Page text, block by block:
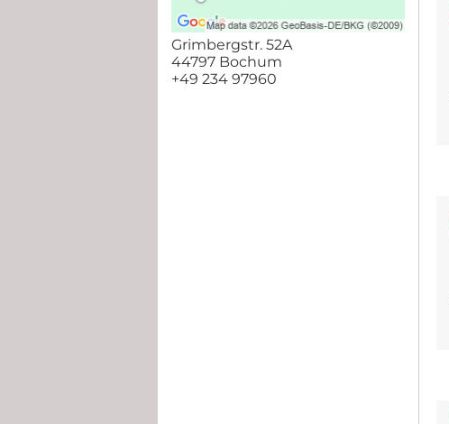
Grimbergstr. 52A
44797 Bochum
+49 234 97960